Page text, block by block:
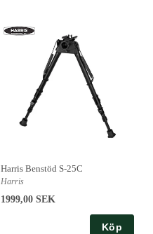
Harris Benstöd S-25C
Harris
1999,00 SEK
Köp